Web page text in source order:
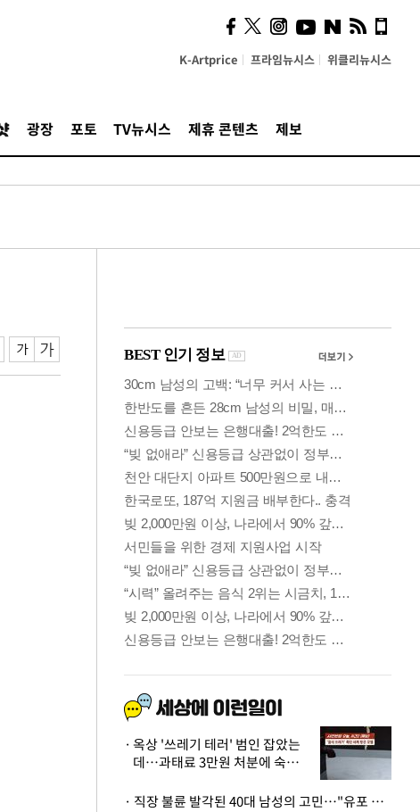
K-Artprice 프라임뉴시스 위클리뉴시스
광장 포토 TV뉴시스 제휴 콘텐츠 제보
의견, 국토부·LH에 충실히
전달할 것"
옥상 '쓰레기 테러' 범인 잡았는
데…과태료 3만원 처분에 숙박업
· 직장 불륜 발각된 40대 남성의 고민…"유포 동료 명예훼손·협박죄 고소 가능할까"